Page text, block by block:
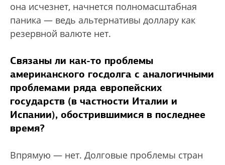
она исчезнет, начнется полномасштабная
паника — ведь альтернативы доллару как
резервной валюте нет.
Связаны ли как-то проблемы
американского госдолга с аналогичными
проблемами ряда европейских
государств (в частности Италии и
Испании), обострившимися в последнее
время?
Впрямую — нет. Долговые проблемы стран